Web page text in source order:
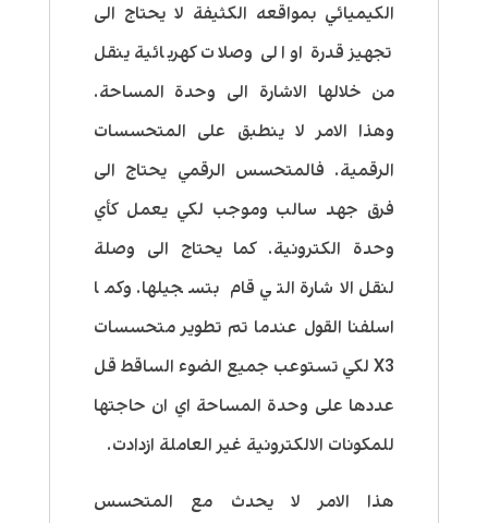
الكيميائي بمواقعه الكثيفة لا يحتاج الى
تجهيز قدرة او الى وصلات كهربائية ينقل
من خلالها الاشارة الى وحدة المساحة.
وهذا الامر لا ينطبق على المتحسسات
الرقمية. فالمتحسس الرقمي يحتاج الى
فرق جهد سالب وموجب لكي يعمل كأي
وحدة الكترونية. كما يحتاج الى وصلة
لنقل الاشارة التي قام بتسجيلها. وكما
اسلفنا القول عندما تم تطوير متحسسات
X3 لكي تستوعب جميع الضوء الساقط قل
عددها على وحدة المساحة اي ان حاجتها
للمكونات الالكترونية غير العاملة ازدادت.
هذا الامر لا يحدث مع المتحسس